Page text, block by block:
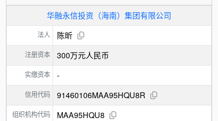
华融永信投资（海南）集团有限公司
法人 陈昕
注册资本 300万元人民币
实缴资本 -
信用代码 91460106MAA95HQU8R
组织机构代码 MAA95HQU8